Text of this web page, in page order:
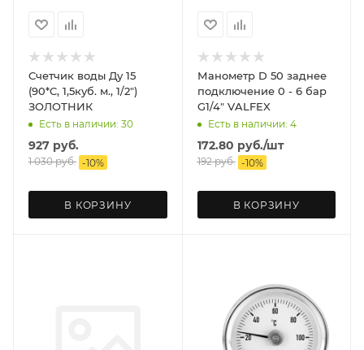
Счетчик воды Ду 15
(90*C, 1,5куб. м., 1/2")
ЗОЛОТНИК
Есть в наличии: 30
927 руб.
1 030руб. -10%
В КОРЗИНУ
Манометр D 50 заднее
подключение 0 - 6 бар
G1/4" VALFEX
Есть в наличии: 4
172.80 руб./шт
192руб. -10%
В КОРЗИНУ